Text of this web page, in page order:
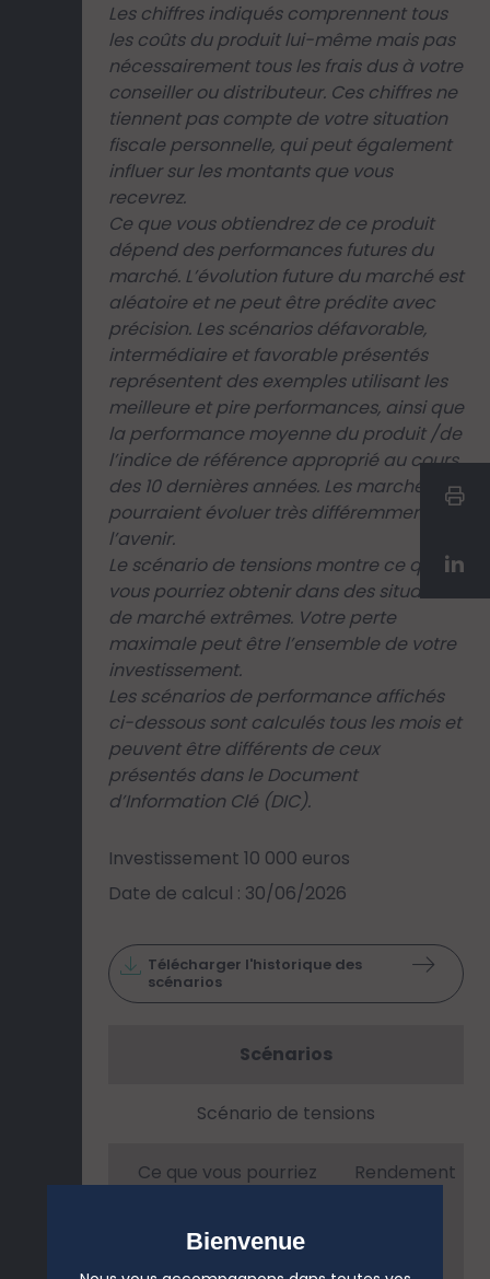
Les chiffres indiqués comprennent tous
les coûts du produit lui-même mais pas
nécessairement tous les frais dus à votre
conseiller ou distributeur. Ces chiffres ne
tiennent pas compte de votre situation
fiscale personnelle, qui peut également
influer sur les montants que vous
recevrez.
Ce que vous obtiendrez de ce produit
dépend des performances futures du
marché. L’évolution future du marché est
aléatoire et ne peut être prédite avec
précision. Les scénarios défavorable,
intermédiaire et favorable présentés
représentent des exemples utilisant les
meilleure et pire performances, ainsi que
la performance moyenne du produit /de
l’indice de référence approprié au cours
des 10 dernières années. Les marchés
pourraient évoluer très différemment à
l’avenir.
Le scénario de tensions montre ce que
vous pourriez obtenir dans des situations
de marché extrêmes. Votre perte
maximale peut être l’ensemble de votre
investissement.
Les scénarios de performance affichés
ci-dessous sont calculés tous les mois et
peuvent être différents de ceux
présentés dans le Document
d’Information Clé (DIC).
Investissement 10 000 euros
Date de calcul : 30/06/2026
Télécharger l'historique des
scénarios
Scénarios
Scénario de tensions
Ce que vous pourriez
Rendement
Bienvenue